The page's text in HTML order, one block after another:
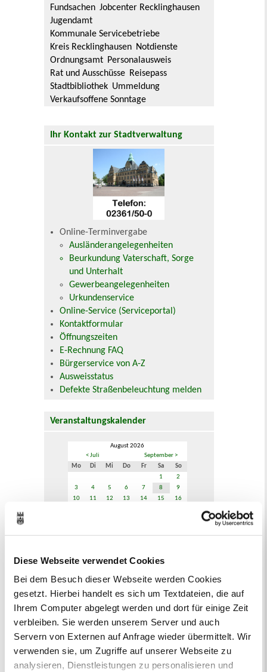
Diese Webseite verwendet Cookies
Bei dem Besuch dieser Webseite werden Cookies
gesetzt. Hierbei handelt es sich um Textdateien, die auf
Ihrem Computer abgelegt werden und dort für einige Zeit
verbleiben. Sie werden unserem Server und auch
Servern von Externen auf Anfrage wieder übermittelt. Wir
verwenden sie, um Zugriffe auf unserer Webseite zu
analysieren, Dienstleistungen zu personalisieren und
Fundsachen Jobcenter Recklinghausen
Jugendamt
Kommunale Servicebetriebe
Kreis Recklinghausen Notdienste
Ordnungsamt Personalausweis
Rat und Ausschüsse Reisepass
Stadtbibliothek Ummeldung
Verkaufsoffene Sonntage
Ihr Kontakt zur Stadtverwaltung
Online-Terminvergabe
Ausländerangelegenheiten
Beurkundung Vaterschaft, Sorge
und Unterhalt
Gewerbeangelegenheiten
Urkundenservice
Online-Service (Serviceportal)
Kontaktformular
Öffnungszeiten
E-Rechnung FAQ
Bürgerservice von A-Z
Ausweisstatus
Defekte Straßenbeleuchtung melden
Veranstaltungskalender
August 2026
< Juli
September >
Mo
Di Mi Do Fr Sa
So
1
2
3
4 5 6 7 8
9
10
11 12 13 14 15
16
Bürgerbeteiligung
Online-Beteiligungsportal der
Stadtverwaltung